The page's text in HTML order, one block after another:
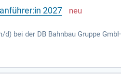
2027
bei der DB Bahnbau Gruppe
Deine Praxis findet
Unterstützung, um im
jetzt deine Zukunft!